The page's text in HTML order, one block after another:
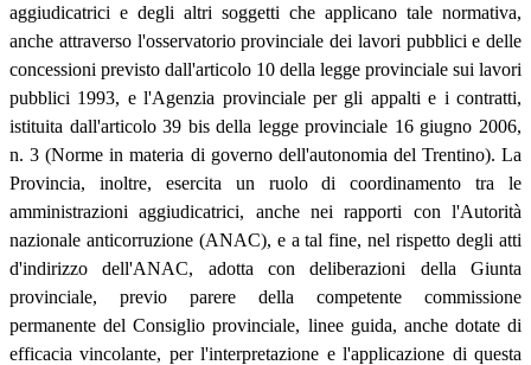
aggiudicatrici e degli altri soggetti che applicano tale normativa,
anche attraverso l'osservatorio provinciale dei lavori pubblici e delle
concessioni previsto dall'articolo 10 della legge provinciale sui lavori
pubblici 1993, e l'Agenzia provinciale per gli appalti e i contratti,
istituita dall'articolo 39 bis della legge provinciale 16 giugno 2006,
n. 3 (Norme in materia di governo dell'autonomia del Trentino). La
Provincia, inoltre, esercita un ruolo di coordinamento tra le
amministrazioni aggiudicatrici, anche nei rapporti con l'Autorità
nazionale anticorruzione (ANAC), e a tal fine, nel rispetto degli atti
d'indirizzo dell'ANAC, adotta con deliberazioni della Giunta
provinciale, previo parere della competente commissione
permanente del Consiglio provinciale, linee guida, anche dotate di
efficacia vincolante, per l'interpretazione e l'applicazione di questa